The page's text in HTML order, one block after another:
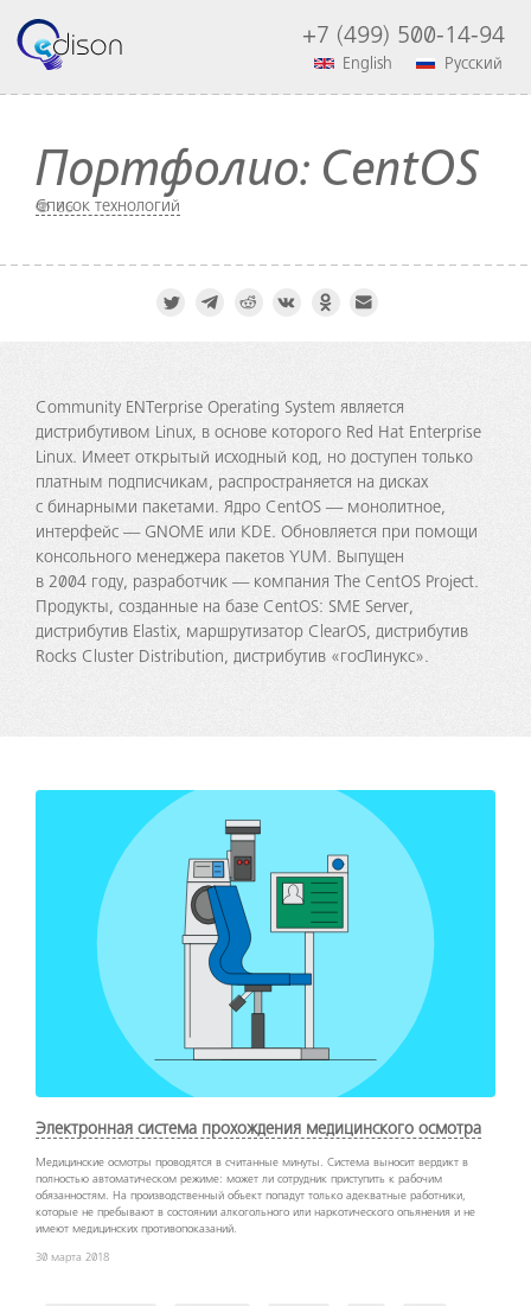
+7 (499) 500-14-94
English Русский
Портфолио: CentOS
86
Список технологий
Community ENTerprise Operating System является
дистрибутивом Linux, в основе которого Red Hat Enterprise
Linux. Имеет открытый исходный код, но доступен только
платным подписчикам, распространяется на дисках
с бинарными пакетами. Ядро CentOS — монолитное,
интерфейс — GNOME или KDE. Обновляется при помощи
консольного менеджера пакетов YUM. Выпущен
в 2004 году, разработчик — компания The CentOS Project.
Продукты, созданные на базе CentOS: SME Server,
дистрибутив Elastix, маршрутизатор ClearOS, дистрибутив
Rocks Cluster Distribution, дистрибутив «госЛинукс».
Электронная система прохождения медицинского осмотра
Медицинские осмотры проводятся в считанные минуты. Система выносит вердикт в
полностью автоматическом режиме: может ли сотрудник приступить к рабочим
обязанностям. На производственный объект попадут только адекватные работники,
которые не пребывают в состоянии алкогольного или наркотического опьянения и не
имеют медицинских противопоказаний.
30 марта 2018